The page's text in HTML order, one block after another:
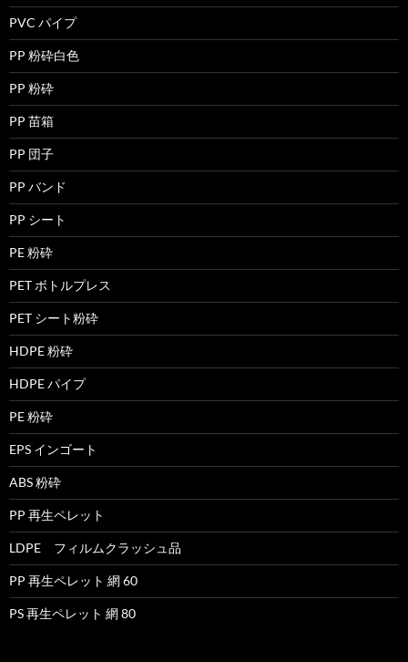
PVC パイプ
PP 粉砕白色
PP 粉砕
PP 苗箱
PP 団子
PP バンド
PP シート
PE 粉砕
PET ボトルプレス
PET シート粉砕
HDPE 粉砕
HDPE パイプ
PE 粉砕
EPS インゴート
ABS 粉砕
PP 再生ペレット
LDPE フィルムクラッシュ品
PP 再生ペレット 網 60
PS 再生ペレット 網 80